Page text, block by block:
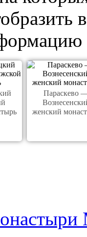
Параскево
женский